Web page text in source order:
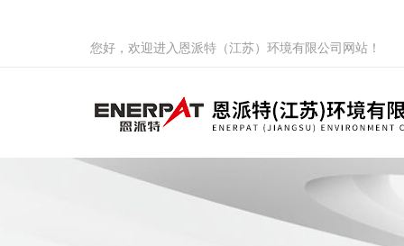
您好，欢迎进入恩派特（江苏）环境有限公司网站！